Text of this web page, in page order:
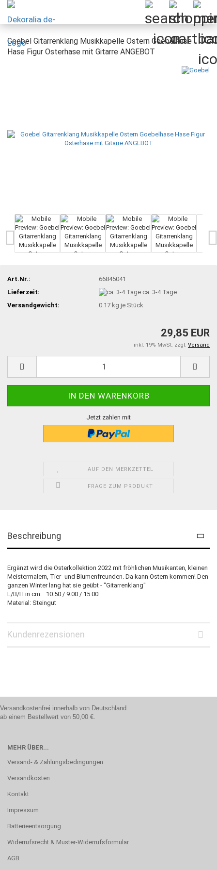
Goebel Gitarrenklang Musikkapelle Ostern Goebelhase
Hase Figur Osterhase mit Gitarre ANGEBOT
Art.Nr.:
66845041
Lieferzeit:
ca. 3-4 Tage
Versandgewicht:
0.17 kg je Stück
29,85 EUR
inkl. 19% MwSt. zzgl. Versand
Jetzt zahlen mit
AUF DEN MERKZETTEL
FRAGE ZUM PRODUKT
Beschreibung
Ergänzt wird die Osterkollektion 2022 mit fröhlichen Musikanten, kleinen
Meistermalern, Tier- und Blumenfreunden. Da kann Ostern kommen! Den
ganzen Winter lang hat sie geübt - "Gitarrenklang"
L/B/H in cm: 10.50 / 9.00 / 15.00
Material: Steingut
Kundenrezensionen
Versandkostenfrei innerhalb von Deutschland
ab einem Bestellwert von 50,00 €.
MEHR ÜBER...
Versand- & Zahlungsbedingungen
Versandkosten
Kontakt
Impressum
Batterieentsorgung
Widerrufsrecht & Muster-Widerrufsformular
AGB